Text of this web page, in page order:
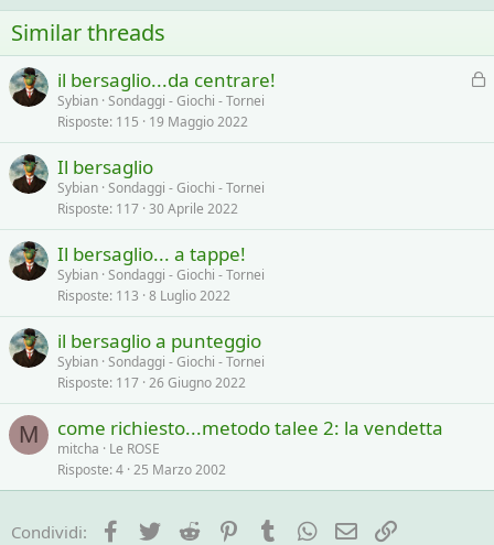
s
:
Similar threads
B
c
il bersaglio...da centrare!
Sybian Sondaggi - Giochi - Tornei
Risposte 115 19 Maggio 2022
Il bersaglio
Sybian Sondaggi - Giochi - Tornei
Risposte 117 30 Aprile 2022
Il bersaglio... a tappe!
Sybian Sondaggi - Giochi - Tornei
Risposte 113 8 Luglio 2022
il bersaglio a punteggio
Sybian Sondaggi - Giochi - Tornei
Risposte 117 26 Giugno 2022
M come richiesto...metodo talee 2: la vendetta
mitcha
Le ROSE
Risposte 4 25 Marzo 2002
Condividi: Facebook
Twitter Reddit PinterestTumblrWhatsApp
e-mail